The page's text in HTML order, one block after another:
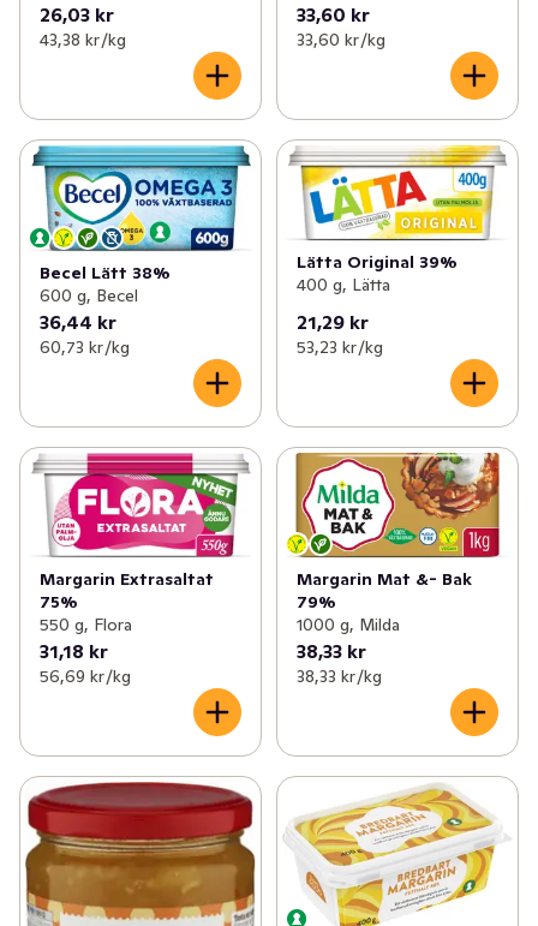
26,03 kr
43,38 kr /kg
33,60 kr
33,60 kr /kg
Becel Lätt 38%
600 g, Becel
36,44 kr
60,73 kr /kg
Lätta Original 39%
400 g, Lätta
21,29 kr
53,23 kr /kg
Margarin Extrasaltat
75%
550 g, Flora
31,18 kr
56,69 kr /kg
Margarin Mat &- Bak
79%
1000 g, Milda
38,33 kr
38,33 kr /kg